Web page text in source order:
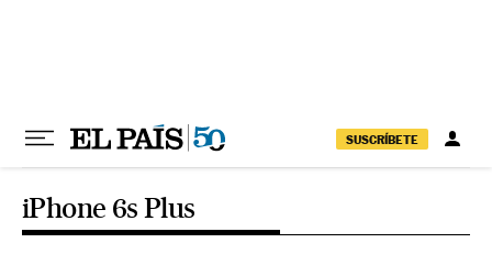
SUSCRÍBETE
iPhone 6s Plus